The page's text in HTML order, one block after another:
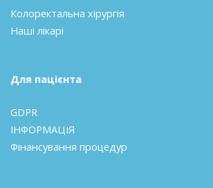
Колоректальна хірургія
Наші лікарі
Для пацієнта
GDPR
ІНФОРМАЦІЯ
Фінансування процедур